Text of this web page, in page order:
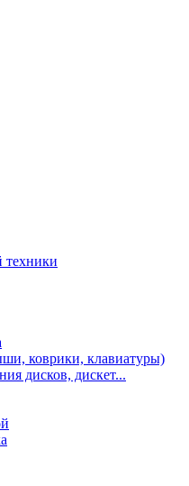
техники
коврики, клавиатуры)
дисков, дискет...